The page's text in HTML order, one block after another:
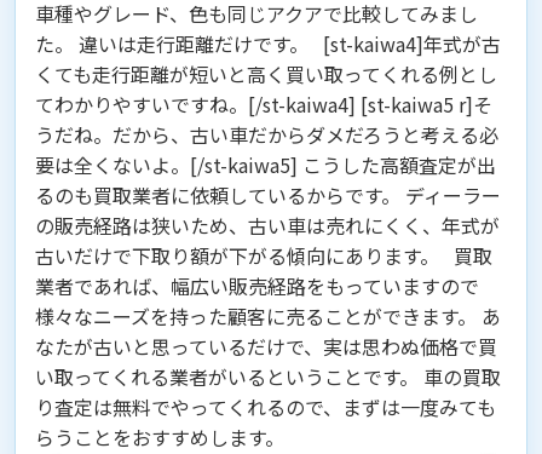
車種やグレード、色も同じアクアで比較してみまし
た。 違いは走行距離だけです。
[st-kaiwa4]年式が古
くても走行距離が短いと高く買い取ってくれる例とし
てわかりやすいですね。[/st-kaiwa4] [st-kaiwa5 r]そ
うだね。だから、古い車だからダメだろうと考える必
要は全くないよ。[/st-kaiwa5] こうした高額査定が出
るのも買取業者に依頼しているからです。 ディーラー
の販売経路は狭いため、古い車は売れにくく、年式が
古いだけで下取り額が下がる傾向にあります。 買取
業者であれば、幅広い販売経路をもっていますので
様々なニーズを持った顧客に売ることができます。 あ
なたが古いと思っているだけで、実は思わぬ価格で買
い取ってくれる業者がいるということです。 車の買取
り査定は無料でやってくれるので、まずは一度みても
らうことをおすすめします。